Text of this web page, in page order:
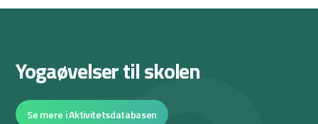
Yogaøvelser til skolen
Se mere i Aktivitetsdatabasen